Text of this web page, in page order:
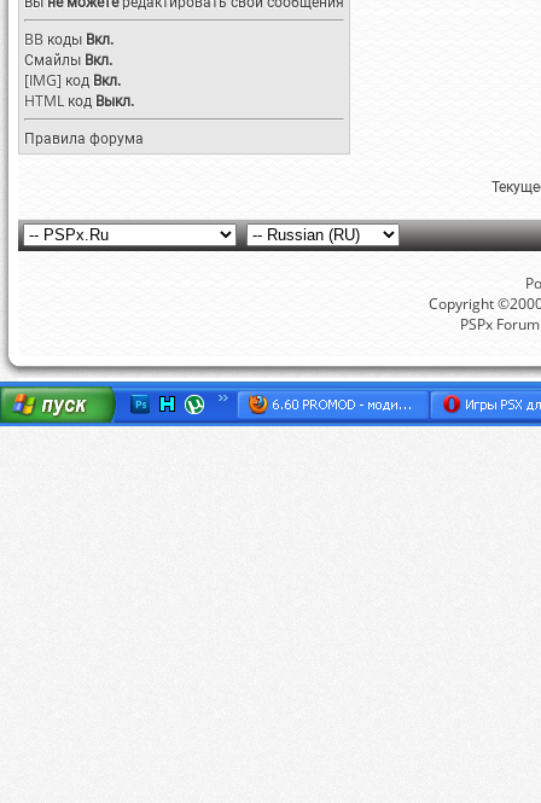
BB коды Вкл.
Смайлы Вкл.
[IMG] код Вкл.
HTML код Выкл.
Правила форума
Copyright
PSPx